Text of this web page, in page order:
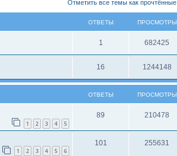
Отметить все темы как прочтённые
ОТВЕТЫ ПРОСМОТРЫ
1 682425
16 1244148
ОТВЕТЫ ПРОСМОТРЫ
1 2 3 4 5
89 210478
1 2 3 4 5 6
101 255631